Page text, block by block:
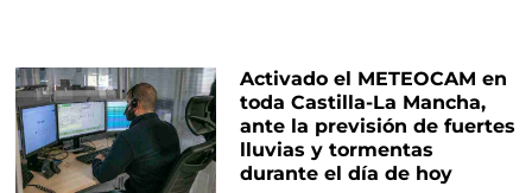
Activado el METEOCAM en
toda Castilla-La Mancha,
ante la previsión de fuertes
lluvias y tormentas
durante el día de hoy